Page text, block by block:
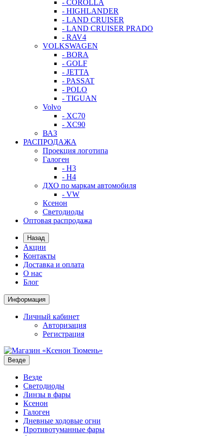
- COROLLA
- HIGHLANDER
- LAND CRUISER
- LAND CRUISER PRADO
- RAV4
VOLKSWAGEN
- BORA
- GOLF
- JETTA
- PASSAT
- POLO
- TIGUAN
Volvo
- XC70
- XC90
ВАЗ
РАСПРОДАЖА
Проекция логотипа
Галоген
- H3
- H4
ДХО по маркам автомобиля
- VW
Ксенон
Светодиоды
Оптовая распродажа
Назад
Акции
Контакты
Доставка и оплата
О нас
Блог
Информация
Личный кабинет
Авторизация
Регистрация
Везде
Везде
Светодиоды
Линзы в фары
Ксенон
Галоген
Дневные ходовые огни
Противотуманные фары